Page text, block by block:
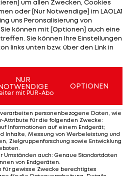
für die Flyers, denn sie
Spiele in „Steeltown“
Time-Bilanz von 7:1-Siegen
Serie ist wirklich alles
Playoff-Duell der top-
Rangers mit den gerade
Senators.
um allen Zwecken, Cookies
oder [Nur Notwendige] im LAOLA1
uns Peronsalisierung von
können mit [Optionen] auch eine
Sie können Ihre Einstellungen
links unten bzw. über den Link in
NUR
mit PUR-Abo
OPTIONEN
verarbeiten personenbezogene Daten, wie
Attribute für die folgenden Zwecke:
Informationen auf einem Endgerät;
Inhalte, Messung von Werbeleistung und
Zielgruppenforschung sowie Entwicklung
.
Umständen auch: Genaue Standortdaten
von Endgeräten.
für gewisse Zwecke berechtigtes